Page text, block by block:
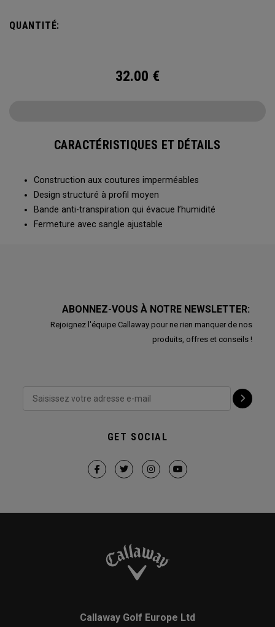
QUANTITÉ:
32.00 €
CARACTÉRISTIQUES ET DÉTAILS
Construction aux coutures imperméables
Design structuré à profil moyen
Bande anti-transpiration qui évacue l’humidité
Fermeture avec sangle ajustable
ABONNEZ-VOUS À NOTRE NEWSLETTER:
Rejoignez l'équipe Callaway pour ne rien manquer de nos
produits, offres et conseils !
GET SOCIAL
Callaway Golf Europe Ltd